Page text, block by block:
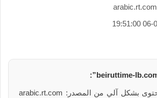
arabic.rt.com
تم جلب هذا المحتوى بشكل آلي من المصدر: arabic.rt.com